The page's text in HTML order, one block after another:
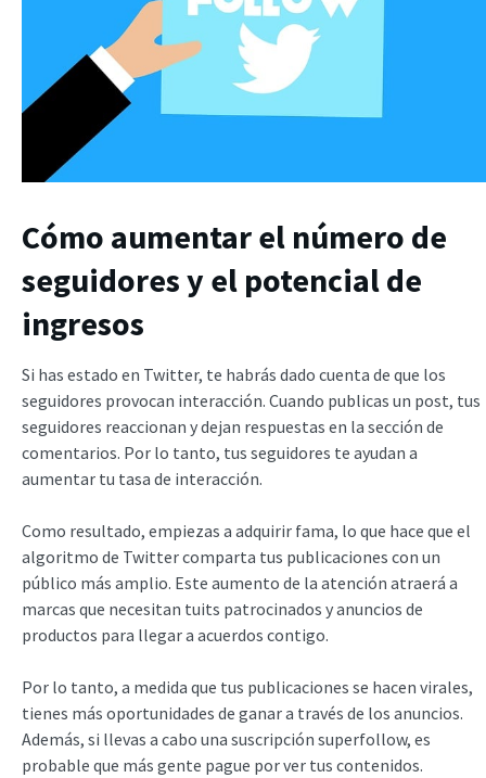
Cómo aumentar el número de
seguidores y el potencial de
ingresos
Si has estado en Twitter, te habrás dado cuenta de que los
seguidores provocan interacción. Cuando publicas un post, tus
seguidores reaccionan y dejan respuestas en la sección de
comentarios. Por lo tanto, tus seguidores te ayudan a
aumentar tu tasa de interacción.
Como resultado, empiezas a adquirir fama, lo que hace que el
algoritmo de Twitter comparta tus publicaciones con un
público más amplio. Este aumento de la atención atraerá a
marcas que necesitan tuits patrocinados y anuncios de
productos para llegar a acuerdos contigo.
Por lo tanto, a medida que tus publicaciones se hacen virales,
tienes más oportunidades de ganar a través de los anuncios.
Además, si llevas a cabo una suscripción superfollow, es
probable que más gente pague por ver tus contenidos.